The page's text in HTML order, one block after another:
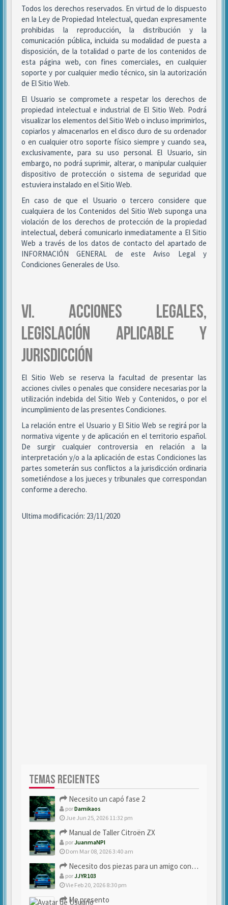
Todos los derechos reservados. En virtud de lo dispuesto
en la Ley de Propiedad Intelectual, quedan expresamente
prohibidas la reproducción, la distribución y la
comunicación pública, incluida su modalidad de puesta a
disposición, de la totalidad o parte de los contenidos de
esta página web, con fines comerciales, en cualquier
soporte y por cualquier medio técnico, sin la autorización
de El Sitio Web.
El Usuario se compromete a respetar los derechos de
propiedad intelectual e industrial de El Sitio Web. Podrá
visualizar los elementos del Sitio Web o incluso imprimirlos,
copiarlos y almacenarlos en el disco duro de su ordenador
o en cualquier otro soporte físico siempre y cuando sea,
exclusivamente, para su uso personal. El Usuario, sin
embargo, no podrá suprimir, alterar, o manipular cualquier
dispositivo de protección o sistema de seguridad que
estuviera instalado en el Sitio Web.
En caso de que el Usuario o tercero considere que
cualquiera de los Contenidos del Sitio Web suponga una
violación de los derechos de protección de la propiedad
intelectual, deberá comunicarlo inmediatamente a El Sitio
Web a través de los datos de contacto del apartado de
INFORMACIÓN GENERAL de este Aviso Legal y
Condiciones Generales de Uso.
VI. ACCIONES LEGALES,
LEGISLACIÓN APLICABLE Y
JURISDICCIÓN
El Sitio Web se reserva la facultad de presentar las
acciones civiles o penales que considere necesarias por la
utilización indebida del Sitio Web y Contenidos, o por el
incumplimiento de las presentes Condiciones.
La relación entre el Usuario y El Sitio Web se regirá por la
normativa vigente y de aplicación en el territorio español.
De surgir cualquier controversia en relación a la
interpretación y/o a la aplicación de estas Condiciones las
partes someterán sus conflictos a la jurisdicción ordinaria
sometiéndose a los jueces y tribunales que correspondan
conforme a derecho.
Ultima modificación: 23/11/2020
TEMAS RECIENTES
Necesito un capó fase 2
porDamikaos
Jue Jun 25, 2026 11:32 pm
Manual de Taller Citroën ZX
porJuanmaNPI
Dom Mar 08, 2026 3:40 am
Necesito dos piezas para un amigo con ZX.
porJJYR103
Vie Feb 20, 2026 8:30 pm
Me presento